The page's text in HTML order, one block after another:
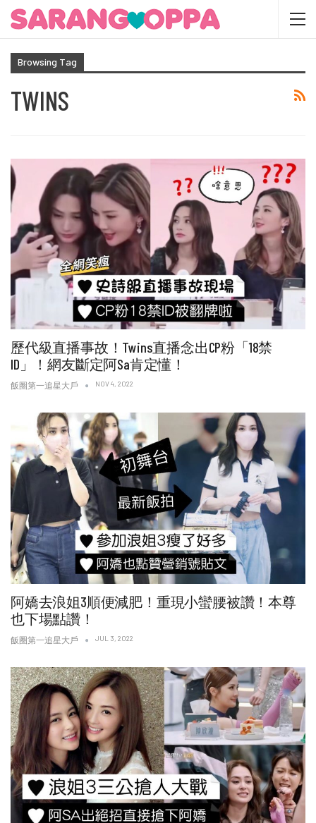
Browsing Tag
TWINS
歷代級直播事故！Twins直播念出CP粉「18禁
ID」！網友斷定阿Sa肯定懂！
飯圈第一追星大戶 NOV 4, 2022
阿嬌去浪姐3順便減肥！重現小蠻腰被讚！本尊
也下場點讚！
飯圈第一追星大戶 JUL 3, 2022